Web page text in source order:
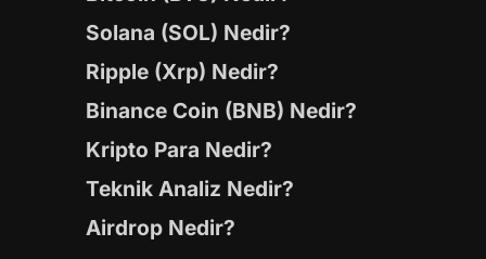
Solana (SOL) Nedir?
Ripple (Xrp) Nedir?
Binance Coin (BNB) Nedir?
Kripto Para Nedir?
Teknik Analiz Nedir?
Airdrop Nedir?